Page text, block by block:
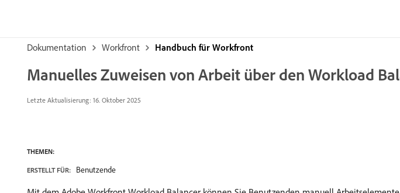
Dokumentation Workfront Handbuch für Workfront
Manuelles Zuweisen von Arbeit über den Workload
Letzte Aktualisierung: 16. Oktober 2025
THEMEN:
ERSTELLT FÜR: Benutzende